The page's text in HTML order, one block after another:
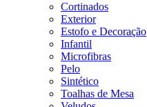
Cortinados
Exterior
Estofo e Decoração
Infantil
Microfibras
Pelo
Sintético
Toalhas de Mesa